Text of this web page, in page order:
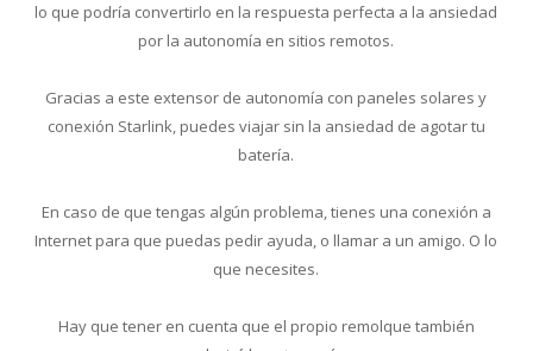
lo que podría convertirlo en la respuesta perfecta a la ansiedad
por la autonomía en sitios remotos.
Gracias a este extensor de autonomía con paneles solares y
conexión Starlink, puedes viajar sin la ansiedad de agotar tu
batería.
En caso de que tengas algún problema, tienes una conexión a
Internet para que puedas pedir ayuda, o llamar a un amigo. O lo
que necesites.
Hay que tener en cuenta que el propio remolque también